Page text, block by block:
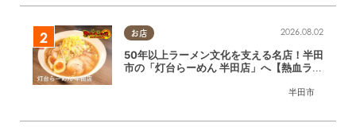
お店
半田市
2026.08.02
50年以上ラーメン文化を支える名店！半田
市の「灯台らーめん 半田店」へ【熱血ラー